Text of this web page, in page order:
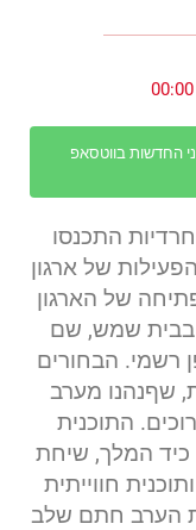
00:00
החדשות בווטסאפ
התכנסו
של ארגון
של הארגון
בבית שמש, שם
רשמי. הבחורים
שףנהנו מערב
התוכנית
כיד המלך, שיחת
חווייתית
הערב חתם שלב